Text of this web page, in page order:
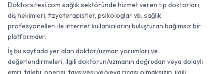
Doktorsitesi.com sağlık sektöründe hizmet veren tıp doktorları,
diş hekimleri, fizyoterapistler, psikologlar vb. sağlık
profesyonelleri ile internet kullanıcılarını buluşturan bağımsız bir
platformdur.
İş bu sayfada yer alan doktor/uzman yorumları ve
değerlendirmeleri, ilgili doktorun/uzmanın doğrudan veya dolaylı
emri, talebi, önerisi, tavsiyesi ve/veya ricası olmaksızın, ilgili